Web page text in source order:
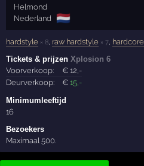
Helmond
Nederland
🇳🇱
hardstyle × 8, raw hardstyle × 7, hardcore
Tickets & prijzenXplosion 6
Voorverkoop:
€12,-
Deurverkoop:
€15,-
Minimumleeftijd
16
Bezoekers
Maximaal 500.